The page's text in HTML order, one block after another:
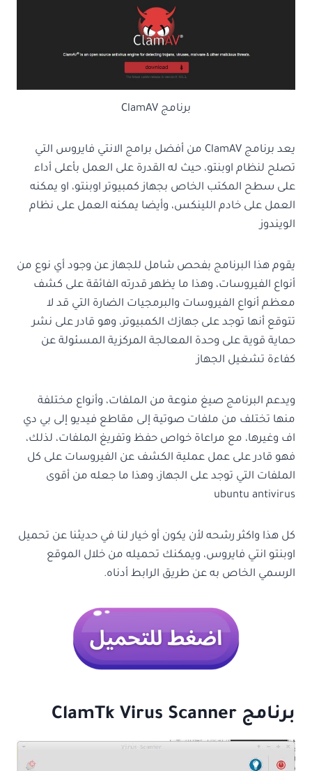
برنامج ClamAV
يعد برنامج
ClamAV من أفضل برامج الانتي فايروس التي
تصلح لنظام اوبنتو، حيث له القدرة على العمل بأعلى أداء
على سطح المكتب الخاص بجهاز كمبيوتر اوبنتو، او يمكنه
العمل على خادم اللينكس، وأيضا يمكنه العمل على نظام
الويندوز
يقوم هذا البرنامج بفحص شامل للجهاز عن وجود أي نوع من
أنواع الفيروسات، وهذا ما يظهر قدرته الفائقة على كشف
معظم أنواع الفيروسات والبرمجيات الضارة التي قد لا
تتوقع أنها توجد على جهازك الكمبيوتر، وهو قادر على نشر
حماية قوية على وحدة المعالجة المركزية المسئولة عن
كفاءة تشغيل الجهاز
ويدعم البرنامج صيغ منوعة من الملفات، وأنواع مختلفة
منها تختلف من ملفات صوتية إلى مقاطع فيديو إلى بي دي
اف وغيرها، مع مراعاة خواص حفظ وتفريغ الملفات، لذلك،
فهو قادر على عمل عملية الكشف عن الفيروسات على كل
الملفات التي توجد على الجهاز، وهذا ما جعله من أقوى
ubuntu antivirus
كل هذا واكثر رشحه لأن يكون أو خيار لنا في حديثنا عن تحميل
اوبنتو انتي فايروس، ويمكنك تحميله من خلال الموقع
الرسمي الخاص به عن طريق الرابط أدناه.
برنامج ClamTk Virus Scanner